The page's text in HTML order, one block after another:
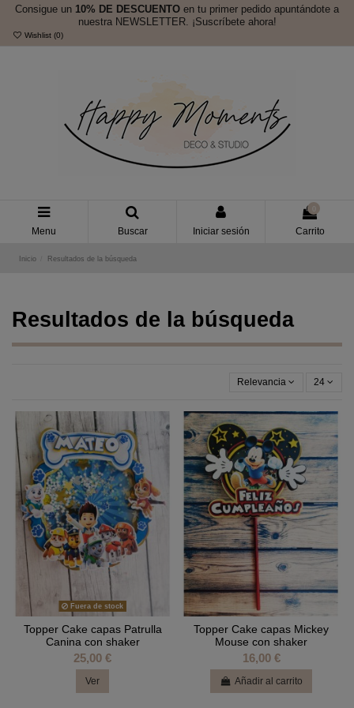
Consigue un 10% DE DESCUENTO en tu primer pedido apuntándote a
nuestra NEWSLETTER. ¡Suscríbete ahora!
Wishlist (0)
Menu Buscar Iniciar sesión Carrito
Inicio Resultados de la búsqueda
Resultados de la búsqueda
Relevancia 24
Fuera de stock
Topper Cake capas Patrulla
Canina con shaker
25,00 €
Ver
Topper Cake capas Mickey
Mouse con shaker
16,00 €
Añadir al carrito